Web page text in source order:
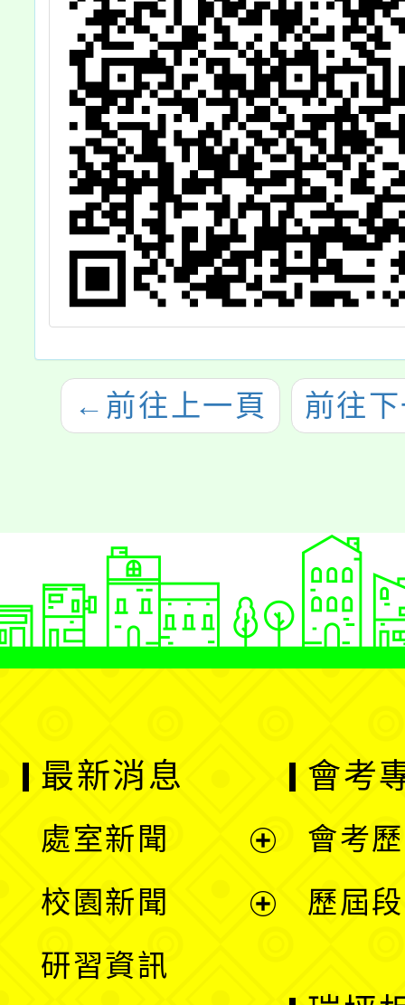
← 前往上一頁 前往
最新消息
處室新聞
校園新聞
研習資訊
會考
會考
歷屆